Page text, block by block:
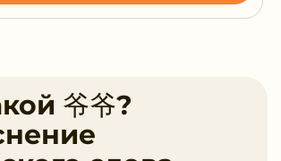
爷爷?